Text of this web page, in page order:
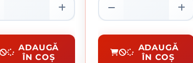
ADAUGĂ
ÎN COȘ
ADAUGĂ
ÎN COȘ